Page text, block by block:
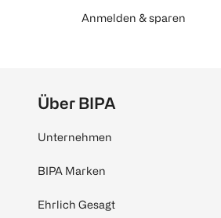
Anmelden & sparen
Über BIPA
Unternehmen
BIPA Marken
Ehrlich Gesagt